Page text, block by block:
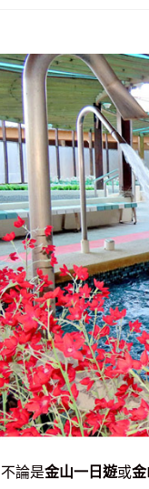
不論是金山一日遊或金